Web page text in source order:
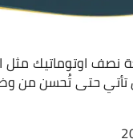
نصف اوتوماتيك
حتى تُحسن من